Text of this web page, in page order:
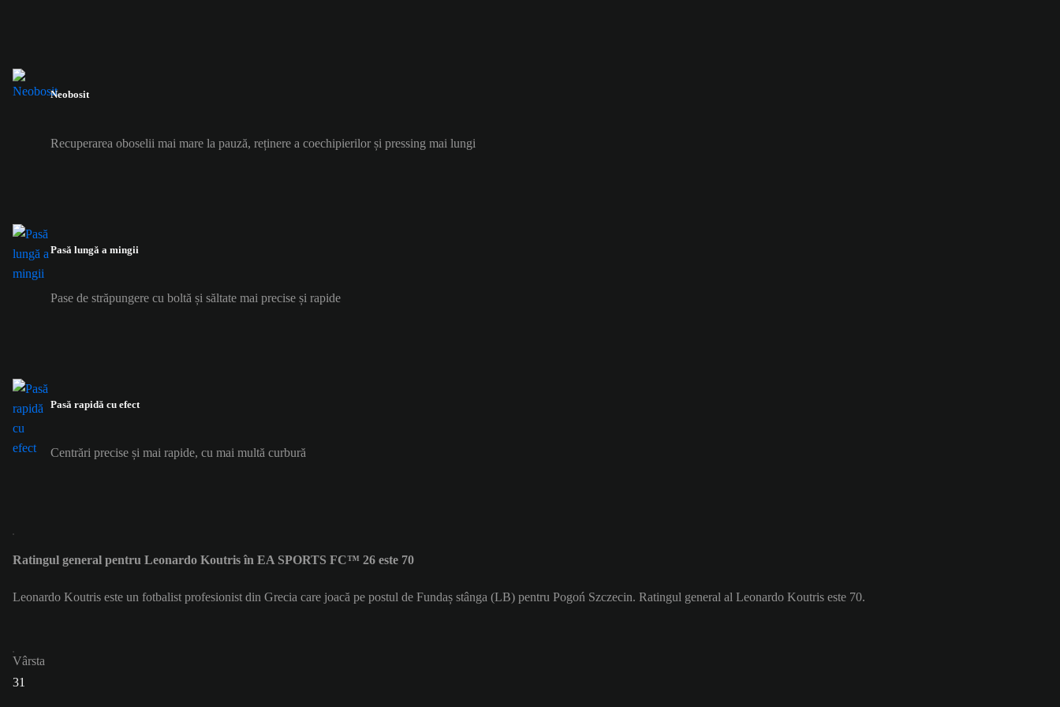
Neobosit
Recuperarea oboselii mai mare la pauză, reținere a coechipierilor și pressing mai lungi
Pasă lungă a mingii
Pase de străpungere cu boltă și săltate mai precise și rapide
Pasă rapidă cu efect
Centrări precise și mai rapide, cu mai multă curbură
Ratingul general pentru Leonardo Koutris în EA SPORTS FC™ 26 este 70
Leonardo Koutris este un fotbalist profesionist din Grecia care joacă pe postul de Fundaș stânga (LB) pentru Pogoń Szczecin. Ratingul general al Leonardo Koutris este 70.
Vârsta
31